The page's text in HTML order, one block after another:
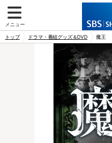
メニュー
トップ ドラマ・番組グッズ＆DVD 魔王